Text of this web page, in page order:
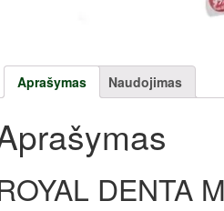
Aprašymas Naudojimas
DENTA